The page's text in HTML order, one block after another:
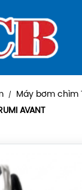
/
Máy bơm chìm
AVANT